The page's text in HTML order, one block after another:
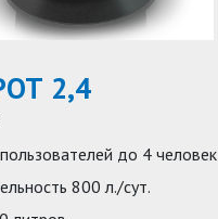
2,4
до 4 человек
800 л./сут.